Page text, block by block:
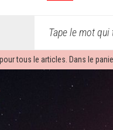
Tape le mot
pour tous le articles. Dans le